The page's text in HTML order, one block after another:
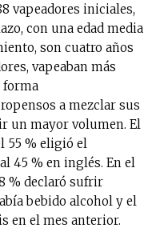
vapeadores iniciales,
con una edad media
son cuatro años
vapeaban más
forma
a mezclar sus
un mayor volumen. El
55 % eligió el
45 % en inglés. En el
% declaró sufrir
bebido alcohol y el
en el mes anterior.